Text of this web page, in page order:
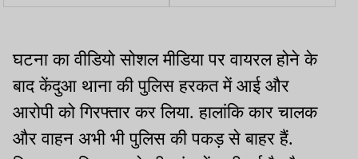
दहशत
तमाशबीन बनी रही पुलिस
घटना का वीडियो सोशल मीडिया पर वायरल होने के
बाद केंदुआ थाना की पुलिस हरकत में आई और
आरोपी को गिरफ्तार कर लिया. हालांकि कार चालक
और वाहन अभी भी पुलिस की पकड़ से बाहर हैं.